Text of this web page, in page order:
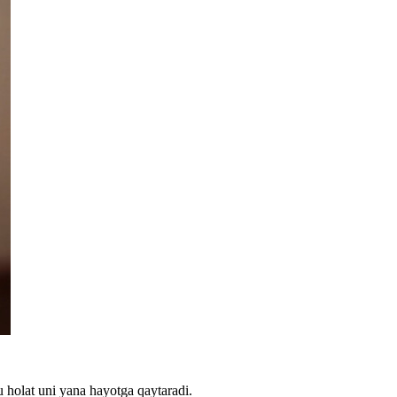
uni yana hayotga qaytaradi.